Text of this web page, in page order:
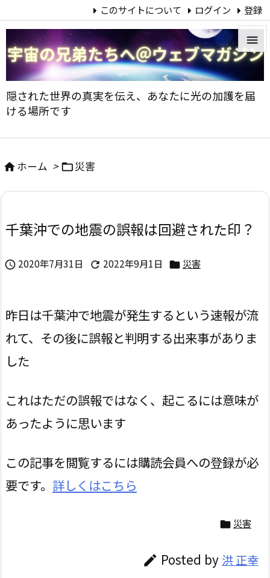
隠された世界の真実を伝え、あなたに光の加護を届
ける場所です


メニ


次へ
検索
このサイトについて ログイン 登録
ホーム > 災害
千葉沖での地震の誤報は回避された印？
 2020年7月31日  2022年9月1日  災害
昨日は千葉沖で地震が発生するという速報が流
れて、その後に誤報と判明する出来事がありま
した
これはただの誤報ではなく、起こるには意味が
あったように思います
この記事を閲覧するには購読会員への登録が必
要です。 詳しくはこちら
 災害
 Posted by 洪 正幸